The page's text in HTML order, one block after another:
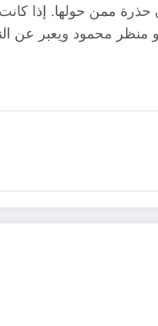
حذرة ممن حولها. إذا
محمود ويعبر عن